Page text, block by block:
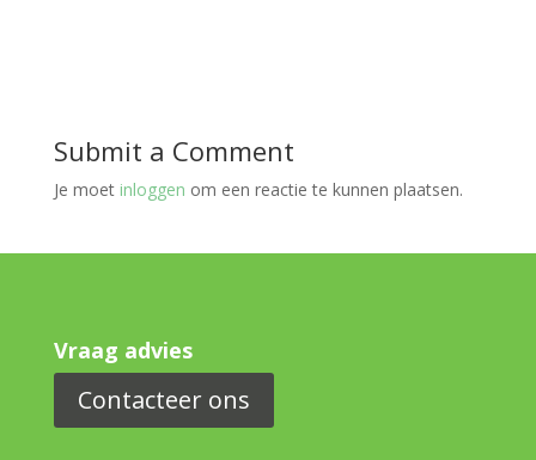
Submit a Comment
Je moet inloggen om een reactie te kunnen plaatsen.
Vraag advies
Contacteer ons